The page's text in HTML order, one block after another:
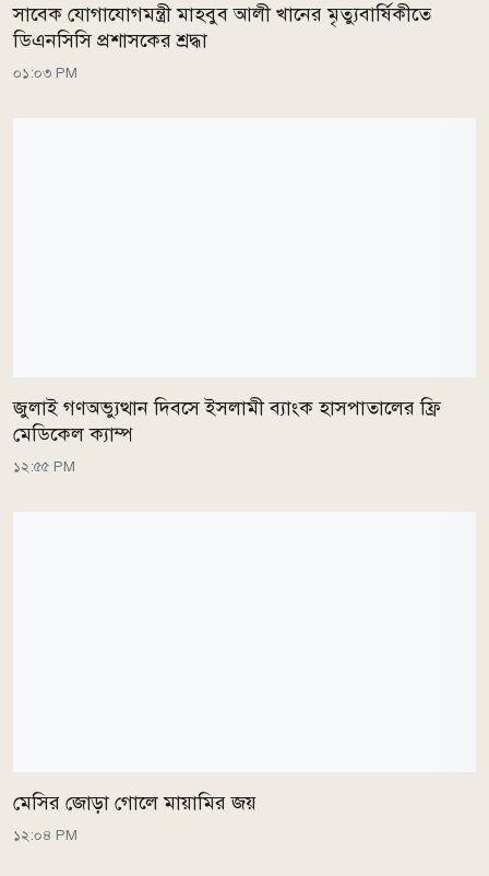
সাবেক যোগাযোগমন্ত্রী মাহবুব আলী খানের মৃত্যুবার্ষিকীতে
ডিএনসিসি প্রশাসকের শ্রদ্ধা
০১:০৩ PM
জুলাই গণঅভ্যুত্থান দিবসে ইসলামী ব্যাংক হাসপাতালের ফ্রি
মেডিকেল ক্যাম্প
১২:৫৫ PM
মেসির জোড়া গোলে মায়ামির জয়
১২:০৪ PM